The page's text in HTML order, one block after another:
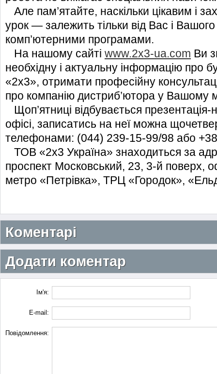
Але пам’ятайте, наскільки цікавим і
урок — залежить тільки від Вас і
комп’ютерними програмами.
На нашому сайті www.2x3-ua.com Ви
необхідну і актуальну інформацію про
«2х3», отримати професійну
про компанію дистриб’ютора у Вашому
Щоп’ятниці відбувається
офісі, записатись на неї можна
телефонами: (044) 239-15-99/98 або
ТОВ «2х3 Україна» знаходиться за
проспект Московський, 23, 3-й поверх,
метро «Петрівка», ТРЦ «Городок»,
Коментарі
Додати коментар
Ім'я:
E-mail:
Повідомлення: